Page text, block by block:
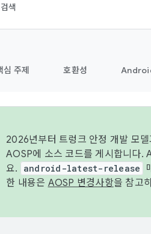
색
심 주제 호환성
2026년부터 트렁크 안정 개발 모
AOSP에 소스 코드를 게시합니다.
요.
android-latest-release
한 내용은 AOSP 변경사항을 참고